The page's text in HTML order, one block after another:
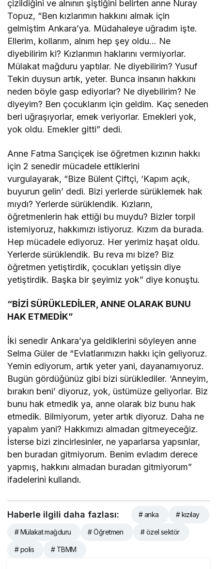
çizildiğini ve alnının şiştiğini belirten anne Nuray
Topuz, “Ben kızlarımın hakkını almak için
gelmiştim Ankara’ya. Müdahaleye uğradım işte.
Ellerim, kollarım, alnım hep şey oldu… Ne
diyebilirim ki? Kızlarımın haklarını vermiyorlar.
Mülakat mağduru yaptılar. Ne diyebilirim? Yusuf
Tekin duysun artık, yeter. Bunca insanın hakkını
neden böyle gasp ediyorlar? Ne diyebilirim? Ne
diyeyim? Ben çocuklarım için geldim. Kaç seneden
beri uğraşıyorlar, emek veriyorlar. Emekleri yok,
yok oldu. Emekler gitti” dedi.
Anne Fatma Sarıçiçek ise öğretmen kızının hakkı
için 2 senedir mücadele ettiklerini
vurgulayarak, “Bize Bülent Çiftçi, ‘Kapım açık,
buyurun gelin’ dedi. Bizi yerlerde sürüklemek hak
mıydı? Yerlerde sürüklendik. Kızların,
öğretmenlerin hak ettiği bu muydu? Bizler torpil
istemiyoruz, hakkımızı istiyoruz. Kızım da burada.
Hep mücadele ediyoruz. Her yerimiz haşat oldu.
Yerlerde sürüklendik. Bu reva mı bize? Biz
öğretmen yetiştirdik, çocukları yetişsin diye
yetiştirdik. Başka bir şeyimiz yok” diye konuştu.
“BİZİ SÜRÜKLEDİLER, ANNE OLARAK BUNU
HAK ETMEDİK”
İki senedir Ankara’ya geldiklerini söyleyen anne
Selma Güler de “Evlatlarımızın hakkı için geliyoruz.
Yemin ediyorum, artık yeter yani, dayanamıyoruz.
Bugün gördüğünüz gibi bizi sürüklediler. ‘Anneyim,
bırakın beni’ diyoruz, yok, üstümüze geliyorlar. Biz
bunu hak etmedik ya, anne olarak biz bunu hak
etmedik. Bilmiyorum, yeter artık diyoruz. Daha ne
yapalım yani? Hakkımızı almadan gitmeyeceğiz.
İsterse bizi zincirlesinler, ne yaparlarsa yapsınlar,
ben buradan gitmiyorum. Benim evladım derece
yapmış, hakkını almadan buradan gitmiyorum”
ifadelerini kullandı.
Haberle ilgili daha fazlası: # anka # kızılay
# Mülakat mağduru # Öğretmen # özel sektör
# polis # TBMM